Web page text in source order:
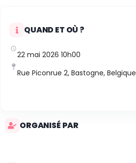
QUAND ET OÙ ?
22 mai 2026 10h00
Rue Piconrue 2, Bastogne, Belgique
ORGANISÉ PAR